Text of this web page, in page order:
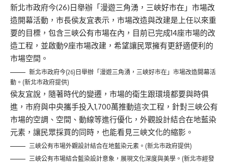
新北市政府今(26)日舉辦「漫遊三角湧，三峽好市在」市場改
造開幕活動，市長侯友宜表示，市場改造與改建是上任以來重
要的目標，包含三峽公有市場在內，目前已完成14座市場的改
造工程，並啟動9座市場改建，希望讓民眾擁有更舒適便利的
市場空間。
新北市政府今(26)日舉辦「漫遊三角湧，三峽好市在」市場改造開幕活
動。(新北市政府提供)
侯友宜說，隨著時代的變遷，市場的衛生跟環境都要與時俱
進，市府與中央攜手投入1,700萬推動這次工程，針對三峽公有
市場的空調、空間、動線等進行優化，外觀設計結合在地藍染
元素，讓民眾採買的同時，也能看見三峽文化的縮影。
三峽公有市場外觀設計結合在地藍染元素。(新北市政府提供)
三峽公有市場結合藍染設計意象，展現文化深度與美學。(新北市經發